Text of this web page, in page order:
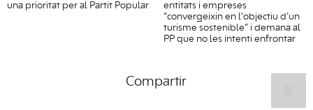
una prioritat per al Partit Popular
entitats i empreses
“convergeixin en l’objectiu d’un
turisme sostenible” i demana al
PP que no les intenti enfrontar
Compartir